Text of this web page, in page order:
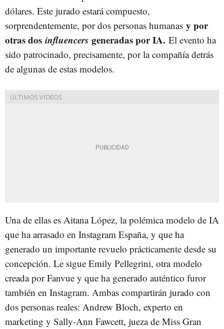
dólares. Este jurado estará compuesto,
sorprendentemente, por dos personas humanas y por
otras dos influencers generadas por IA. El evento ha
sido patrocinado, precisamente, por la compañía detrás
de algunas de estas modelos.
Una de ellas es Aitana López, la polémica modelo de IA
que ha arrasado en Instagram España, y que ha
generado un importante revuelo prácticamente desde su
concepción. Le sigue Emily Pellegrini, otra modelo
creada por Fanvue y que ha generado auténtico furor
también en Instagram. Ambas compartirán jurado con
dos personas reales: Andrew Bloch, experto en
marketing y Sally-Ann Fawcett, jueza de Miss Gran